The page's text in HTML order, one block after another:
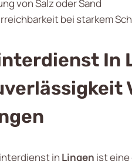
von Salz oder Sand
bei starkem
In
in Lingen ist